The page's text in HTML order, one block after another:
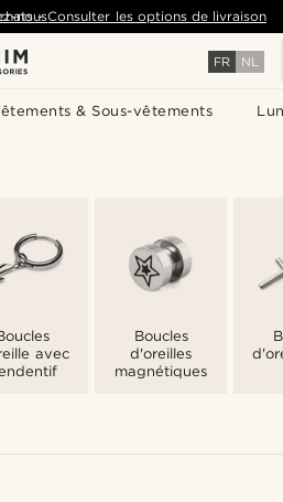
FR NL
& Sous-vêtements
- Consulter les options de livraison
nous
avec
Boucles
d'oreilles
magnétiques